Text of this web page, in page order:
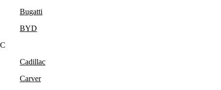
Bugatti
BYD
C
Cadillac
Carver